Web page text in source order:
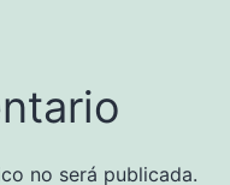
no será publicada.